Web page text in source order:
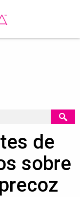
de
sobre